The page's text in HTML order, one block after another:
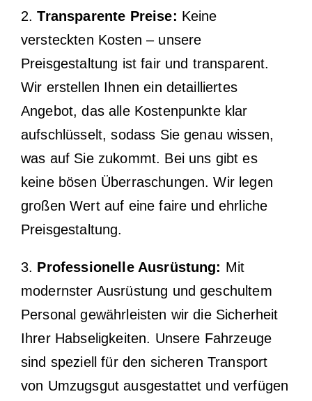
2.Transparente Preise: Keine
versteckten Kosten – unsere
Preisgestaltung ist fair und transparent.
Wir erstellen Ihnen ein detailliertes
Angebot, das alle Kostenpunkte klar
aufschlüsselt, sodass Sie genau wissen,
was auf Sie zukommt. Bei uns gibt es
keine bösen Überraschungen. Wir legen
großen Wert auf eine faire und ehrliche
Preisgestaltung.
3. Professionelle Ausrüstung: Mit
modernster Ausrüstung und geschultem
Personal gewährleisten wir die Sicherheit
Ihrer Habseligkeiten. Unsere Fahrzeuge
sind speziell für den sicheren Transport
von Umzugsgut ausgestattet und verfügen